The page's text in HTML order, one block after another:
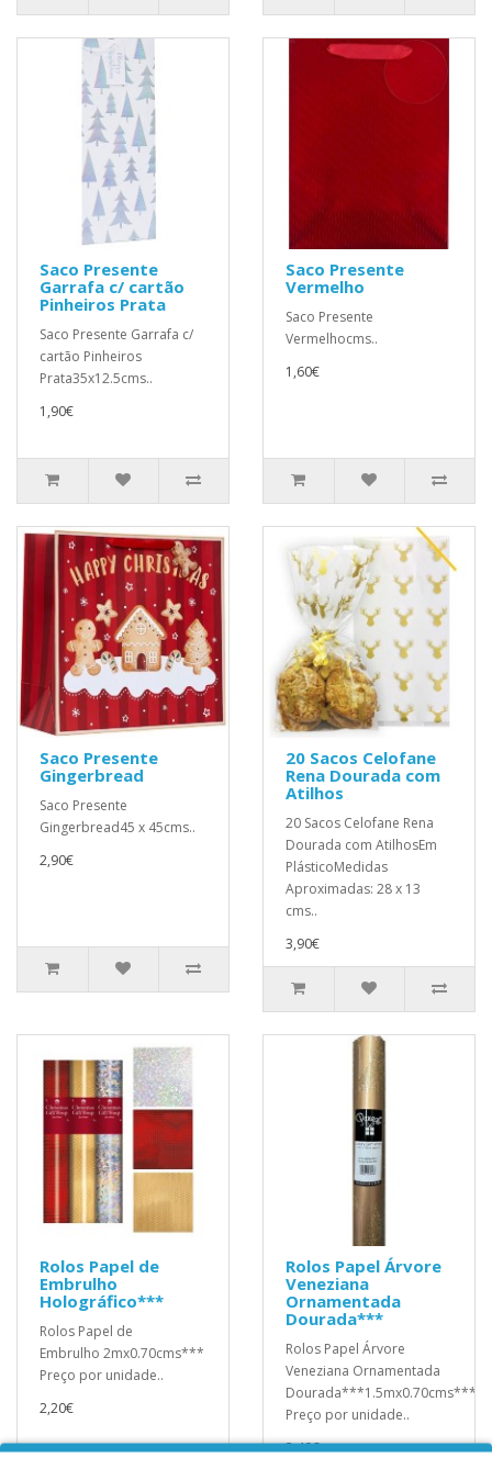
Saco Presente
Garrafa c/ cartão
Pinheiros Prata
Saco Presente Garrafa c/
cartão Pinheiros
Prata35x12.5cms..
1,90€
Saco Presente
Vermelho
Saco Presente
Vermelhocms..
1,60€
Saco Presente
Gingerbread
Saco Presente
Gingerbread45 x 45cms..
2,90€
20 Sacos Celofane
Rena Dourada com
Atilhos
20 Sacos Celofane Rena
Dourada com AtilhosEm
PlásticoMedidas
Aproximadas: 28 x 13
cms..
3,90€
Rolos Papel de
Embrulho
Holográfico***
Rolos Papel de
Embrulho 2mx0.70cms***
Preço por unidade..
2,20€
Rolos Papel Árvore
Veneziana
Ornamentada
Dourada***
Rolos Papel Árvore
Veneziana Ornamentada
Dourada***1.5mx0.70cms***
Preço por unidade..
3,40€